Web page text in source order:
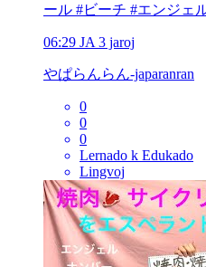
ール #ビーチ #エンジェ
06:29 JA 3 jaroj
やぱらんらん-japaranran
0
0
0
Lernado k Edukado
Lingvoj